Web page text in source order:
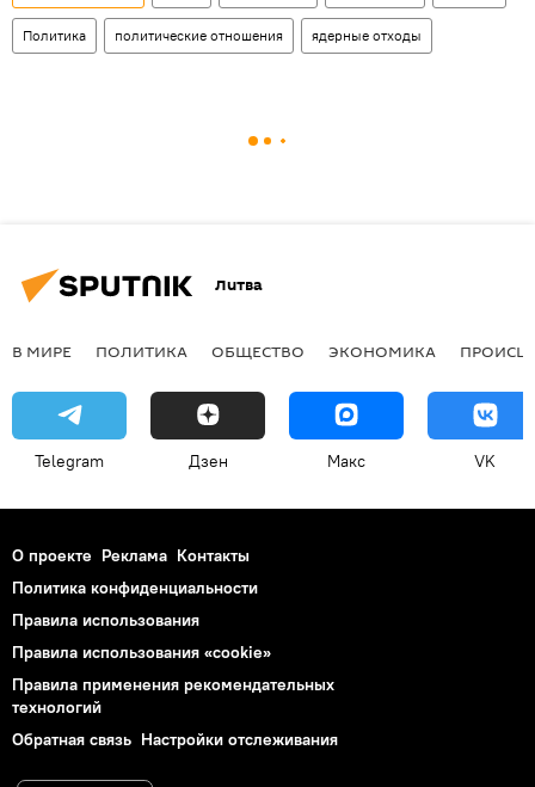
Политика политические отношения ядерные отходы
Литва
В МИРЕ ПОЛИТИКА ОБЩЕСТВО ЭКОНОМИКА
Telegram Дзен Макс VK
О проекте Реклама Контакты
Политика конфиденциальности
Правила использования
Правила использования «cookie»
Правила применения рекомендательных
технологий
Обратная связь Настройки отслеживания